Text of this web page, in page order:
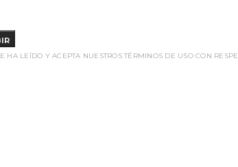
HA LEÍDO Y ACEPTA NUESTROS TÉRMINOS DE USO CON